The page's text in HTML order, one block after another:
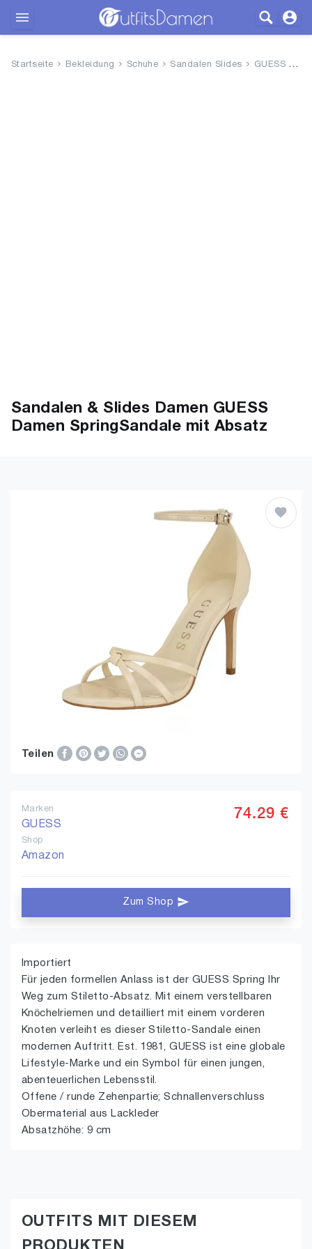
Startseite Bekleidung Schuhe Sandalen Slides GUESS Damen SpringSandale mit ...
Sandalen & Slides Damen GUESS
Damen SpringSandale mit Absatz
Teilen
Marken
GUESS
Shop
Amazon
74.29 €
Zum Shop
Importiert
Für jeden formellen Anlass ist der GUESS Spring Ihr
Weg zum Stiletto-Absatz. Mit einem verstellbaren
Knöchelriemen und detailliert mit einem vorderen
Knoten verleiht es dieser Stiletto-Sandale einen
modernen Auftritt. Est. 1981, GUESS ist eine globale
Lifestyle-Marke und ein Symbol für einen jungen,
abenteuerlichen Lebensstil.
Offene / runde Zehenpartie; Schnallenverschluss
Obermaterial aus Lackleder
Absatzhöhe: 9 cm
OUTFITS MIT DIESEM
PRODUKTEN